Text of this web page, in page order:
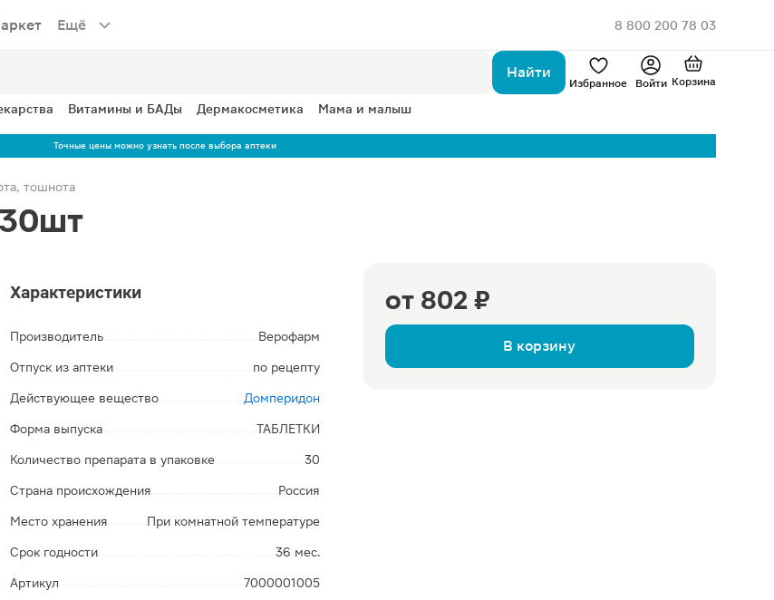
Ещё 8 800 200 78 03
Найти
Избранное Войти Корзина
Витамины и БАДы Дермакосметика Мама и малыш
Точные цены можно узнать после выбора аптеки
тошнота
от 802 ₽
В корзину
Характеристики
Производитель Верофарм
Отпуск из аптеки по рецепту
Действующее вещество Домперидон
Форма выпуска ТАБЛЕТКИ
Количество препарата в упаковке 30
Страна происхождения Россия
Место хранения При комнатной температуре
Срок годности 36 мес.
Артикул 7000001005